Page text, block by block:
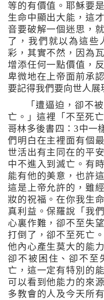
等的有價值。耶穌要
生命中顯出大能，這
音要破解一個迷思，
了，我們就以為這些
彩，其實不然，因為
增添任何一點價值，
卑微地在上帝面前承
要記得我們要向世人展
「遭逼迫，卻不
亡。 」這裡「不至死
哥林多後書四： 3中一
們明白在主裡面有個
世活出有主同在的平
中不進入到滅亡。有
能有他的美意，也許
這是上帝允許的，雖
妝的祝福。在你我生
真利益。保羅說 「我
心裏作難，卻不至失
打倒了，卻不至死亡
他內心產生莫大的能
卻不被困住、卻不至
亡，這一定有特別的
可以看到他能力的來
多教會的人及今天所